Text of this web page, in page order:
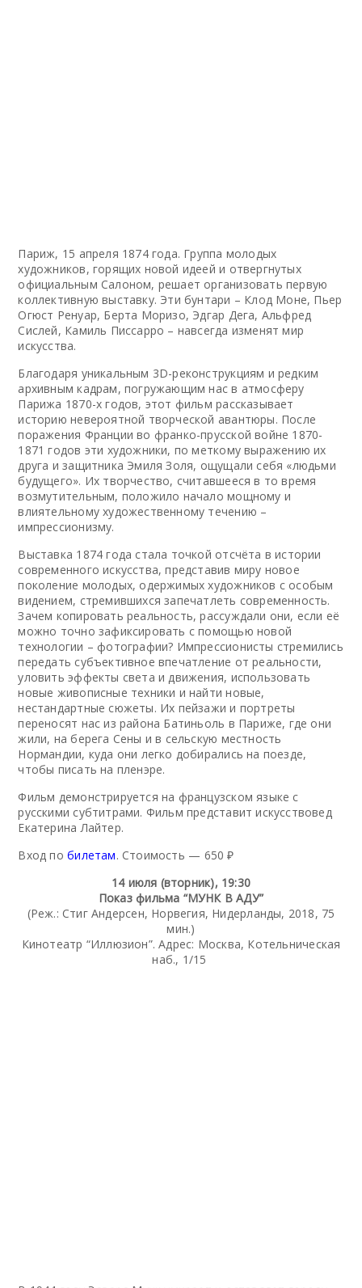
Париж, 15 апреля 1874 года. Группа молодых
художников, горящих новой идеей и отвергнутых
официальным Салоном, решает организовать первую
коллективную выставку. Эти бунтари – Клод Моне, Пьер
Огюст Ренуар, Берта Моризо, Эдгар Дега, Альфред
Сислей, Камиль Писсарро – навсегда изменят мир
искусства.
Благодаря уникальным 3D-реконструкциям и редким
архивным кадрам, погружающим нас в атмосферу
Парижа 1870-х годов, этот фильм рассказывает
историю невероятной творческой авантюры. После
поражения Франции во франко-прусской войне 1870-
1871 годов эти художники, по меткому выражению их
друга и защитника Эмиля Золя, ощущали себя «людьми
будущего». Их творчество, считавшееся в то время
возмутительным, положило начало мощному и
влиятельному художественному течению –
импрессионизму.
Выставка 1874 года стала точкой отсчёта в истории
современного искусства, представив миру новое
поколение молодых, одержимых художников с особым
видением, стремившихся запечатлеть современность.
Зачем копировать реальность, рассуждали они, если её
можно точно зафиксировать с помощью новой
технологии – фотографии? Импрессионисты стремились
передать субъективное впечатление от реальности,
уловить эффекты света и движения, использовать
новые живописные техники и найти новые,
нестандартные сюжеты. Их пейзажи и портреты
переносят нас из района Батиньоль в Париже, где они
жили, на берега Сены и в сельскую местность
Нормандии, куда они легко добирались на поезде,
чтобы писать на пленэре.
Фильм демонстрируется на французском языке с
русскими субтитрами. Фильм представит искусствовед
Екатерина Лайтер.
Вход побилетам. Стоимость — 650 ₽
14 июля (вторник), 19:30
Показ фильма “МУНК В АДУ”
(Реж.: Стиг Андерсен, Норвегия, Нидерланды, 2018, 75
мин.)
Кинотеатр “Иллюзион”. Адрес: Москва, Котельническая
наб., 1/15